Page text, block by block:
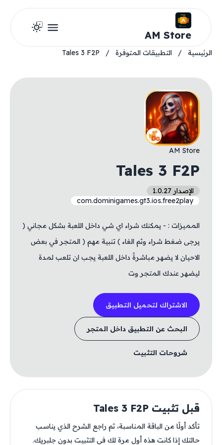
AM Store
الرئيسية / التطبيقات المتوفرة /
Tales 3 F2P
AM Store
Tales 3 F2P
الإصدار 1.0.27
com.dominigames.gt3.ios.free2play
المميزات : - يمكنك شراء اي شي داخل اللعبة بشكل مجاني (
يرجى ضغط شراء وثم الغاء ) تنبية مهم ( المتجر في بعض
الاحيان لا يضهر مباشرةً داخل اللعبة يجب ان تلعب لمدة
ليضهر عندك المتجر وت
الاشتراك لتحميل التطبيق
البحث عن التطبيق داخل المتجر
شروحات التثبيت
قبل تثبيت Tales 3 F2P
تأكد أولًا من الباقة المناسبة، ثم راجع الشرح الذي يناسب
حالتك إذا كانت هذه أول مرة لك في التثبيت بدون جلبريك.